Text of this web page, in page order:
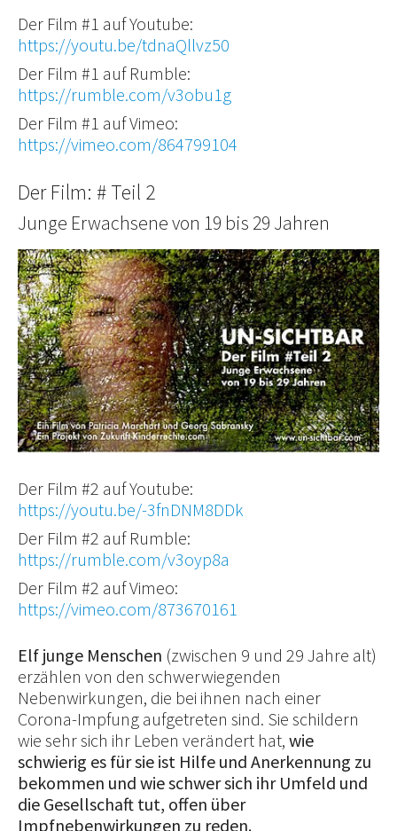
Der Film #1 auf Youtube:
https://youtu.be/tdnaQllvz50
Der Film #1 auf Rumble:
https://rumble.com/v3obu1g
Der Film #1 auf Vimeo:
https://vimeo.com/864799104
Der Film: # Teil 2
Junge Erwachsene von 19 bis 29 Jahren
Der Film #2 auf Youtube:
https://youtu.be/-3fnDNM8DDk
Der Film #2 auf Rumble:
https://rumble.com/v3oyp8a
Der Film #2 auf Vimeo:
https://vimeo.com/873670161
Elf junge Menschen (zwischen 9 und 29 Jahre alt)
erzählen von den schwerwiegenden
Nebenwirkungen, die bei ihnen nach einer
Corona-Impfung aufgetreten sind. Sie schildern
wie sehr sich ihr Leben verändert hat, wie
schwierig es für sie ist Hilfe und Anerkennung zu
bekommen und wie schwer sich ihr Umfeld und
die Gesellschaft tut, offen über
Impfnebenwirkungen zu reden.